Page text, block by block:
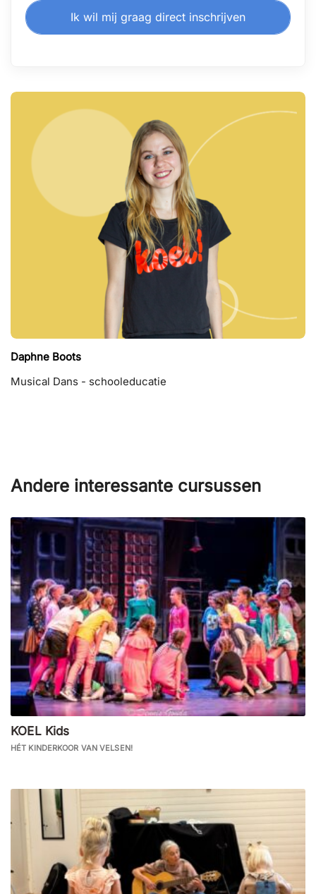
Ik wil mij graag direct inschrijven
Daphne Boots
Musical Dans - schooleducatie
Andere interessante cursussen
KOEL Kids
HÉT KINDERKOOR VAN VELSEN!